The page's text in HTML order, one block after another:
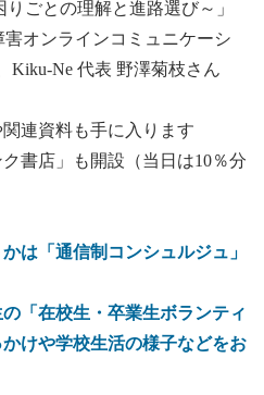
ごとの理解と進路選び～」
オンラインコミュニケーシ
Kiku-Ne 代表 野澤菊枝さん
連資料も手に入ります
書店」も開設（当日は10％分
は「通信制コンシュルジュ」
「在校生・卒業生ボランティ
けや学校生活の様子などをお